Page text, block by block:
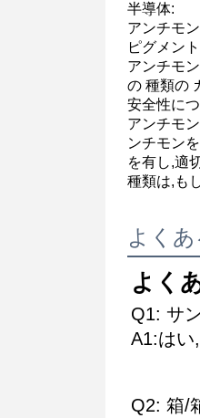
半導体:
アンチモ
ピグメン
アンチモ
の 種類の
安全性に
アンチモ
ンチモン
を有し,適
種類は,も
よく
よく
Q1: サ
A1:はい
Q2: 箱/